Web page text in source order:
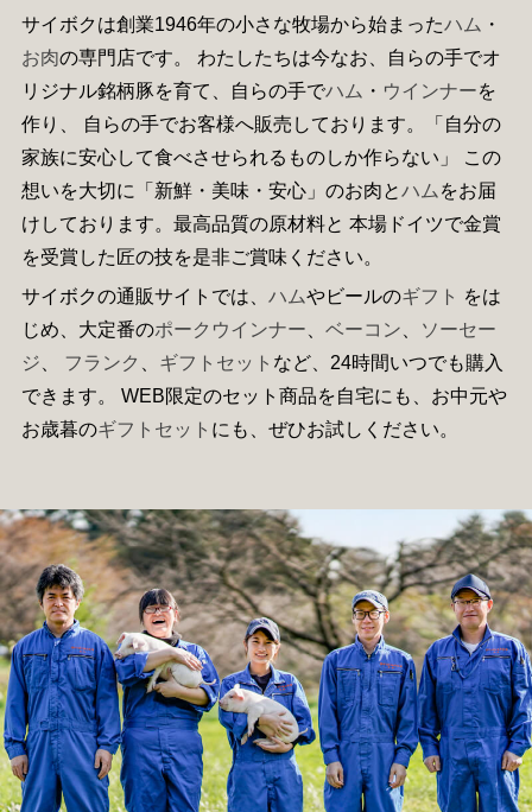
サイボクは創業1946年の小さな牧場から始まったハム ・
お肉の専門店です。 わたしたちは今なお、自らの手でオ
リジナル銘柄豚を育て、自らの手でハム ・ ウインナーを
作り、 自らの手でお客様へ販売しております。「自分の
家族に安心して食べさせられるものしか作らない」 この
想いを大切に「新鮮・美味・安心」のお肉とハム をお届
けしております。最高品質の原材料と 本場ドイツで金賞
を受賞した匠の技を是非ご賞味ください。
サイボクの通販サイトでは、 ハムやビールのギフト をは
じめ、大定番のポークウインナー ベーコン
ソーセー
ジ
フランク ギフトセット など、24時間いつでも購入
できます。 WEB限定のセット商品を自宅にも、お中元や
お歳暮のギフトセット にも、ぜひお試しください。